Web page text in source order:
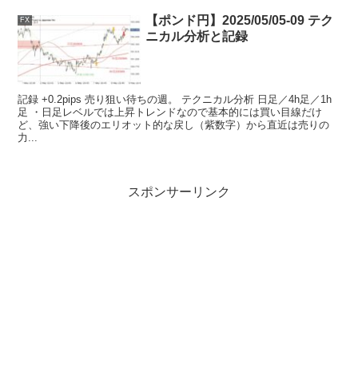
FX
【ポンド円】2025/05/05-09 テク
ニカル分析と記録
記録 +0.2pips 売り狙い待ちの週。 テクニカル分析 日足／4h足／1h
足 ・日足レベルでは上昇トレンドなので基本的には買い目線だけ
ど、強い下降後のエリオット的な戻し（紫数字）から直近は売りの
力...
スポンサーリンク